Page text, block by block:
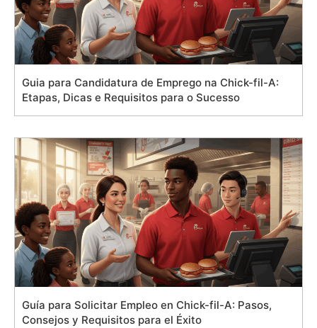
Guia para Candidatura de Emprego na Chick-fil-A:
Etapas, Dicas e Requisitos para o Sucesso
Guía para Solicitar Empleo en Chick-fil-A: Pasos,
Consejos y Requisitos para el Éxito